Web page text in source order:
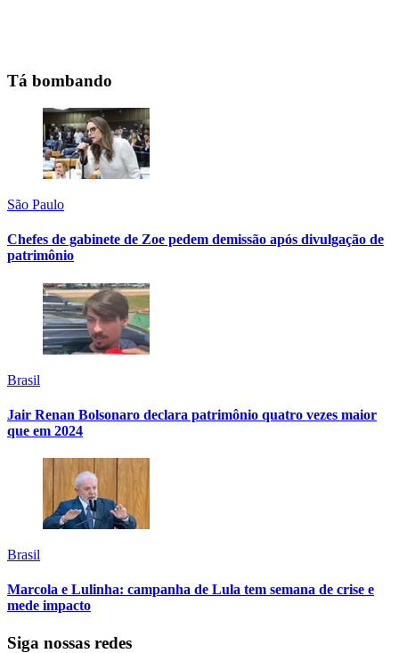
Tá bombando
São Paulo
Chefes de gabinete de Zoe pedem demissão após divulgação de
patrimônio
Brasil
Jair Renan Bolsonaro declara patrimônio quatro vezes maior
que em 2024
Brasil
Marcola e Lulinha: campanha de Lula tem semana de crise e
mede impacto
Siga nossas redes